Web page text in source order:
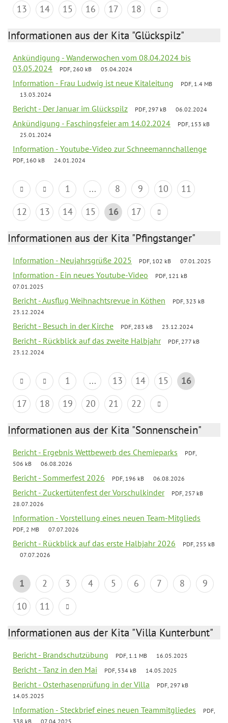
13
14 15 16 17 18
Informationen aus der Kita "Glückspilz"
Ankündigung - Wanderwochen vom 08.04.2024 bis
03.05.2024
PDF, 260 kB 05.04.2024
Information - Frau Ludwig ist neue Kitaleitung
PDF, 1.4 MB
13.03.2024
Bericht - Der Januar im Glückspilz PDF, 297 kB 06.02.2024
Ankündigung - Faschingsfeier am 14.02.2024
PDF, 153 kB
25.01.2024
Information - Youtube-Video zur Schneemannchallenge
PDF, 160 kB 24.01.2024
1 ... 8 9 10
11
12
13 14 15 16 17
Informationen aus der Kita "Pfingstanger"
Information - Neujahrsgrüße 2025 PDF, 102 kB 07.01.2025
Information - Ein neues Youtube-Video
PDF, 121 kB
07.01.2025
Bericht - Ausflug Weihnachtsrevue in Köthen
PDF, 323 kB
23.12.2024
Bericht - Besuch in der Kirche PDF, 283 kB 23.12.2024
Bericht - Rückblick auf das zweite Halbjahr
PDF, 277 kB
23.12.2024
1 ... 13 14 15
16
17
18 19 20 21 22
Informationen aus der Kita "Sonnenschein"
Bericht - Ergebnis Wettbewerb des Chemieparks
PDF,
506 kB
06.08.2026
Bericht - Sommerfest 2026 PDF, 196 kB 06.08.2026
Bericht - Zuckertütenfest der Vorschulkinder
PDF, 257 kB
28.07.2026
Information - Vorstellung eines neuen Team-Mitglieds
PDF, 2 MB 07.07.2026
Bericht - Rückblick auf das erste Halbjahr 2026
PDF, 255 kB
07.07.2026
1 2 3 4 5 6 7 8
9
10
11
Informationen aus der Kita "Villa Kunterbunt"
Bericht - Brandschutzübung PDF, 1.1 MB 16.05.2025
Bericht - Tanz in den Mai PDF, 534 kB 14.05.2025
Bericht - Osterhasenprüfung in der Villa
PDF, 297 kB
14.05.2025
Information - Steckbrief eines neuen Teammitgliedes
PDF,
338 kB
07.04.2025